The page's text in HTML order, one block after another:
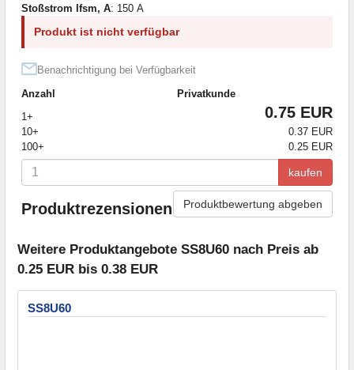
Stoßstrom Ifsm, A: 150 А
Produkt ist nicht verfügbar
Benachrichtigung bei Verfügbarkeit
Anzahl
Privatkunde
1+
0.75 EUR
10+
0.37 EUR
100+
0.25 EUR
kaufen
Produktrezensionen Produktbewertung abgeben
Weitere Produktangebote SS8U60 nach Preis ab
0.25 EUR bis 0.38 EUR
SS8U60